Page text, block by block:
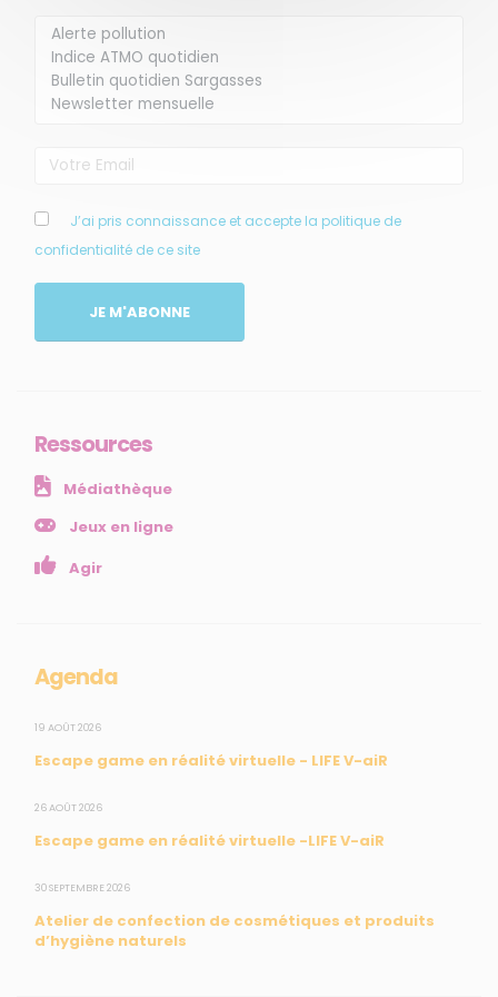
J’ai pris connaissance et accepte la politique de
confidentialité de ce site
JE M'ABONNE
Ressources
Médiathèque
Jeux en ligne
Agir
Agenda
19 AOÛT 2026
Escape game en réalité virtuelle - LIFE V-aiR
26 AOÛT 2026
Escape game en réalité virtuelle -LIFE V-aiR
30 SEPTEMBRE 2026
Atelier de confection de cosmétiques et produits
d’hygiène naturels
Membre de
MENU
Ressources et publications
NOS SERVICES
Presse
Mesures du réseau Sargasses
SUIVEZ-NOUS
CONTACT
31, rue du Pr. Raymond Garcin, 97200 Fort-de-France